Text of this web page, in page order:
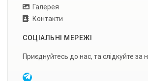
Галерея
Контакти
СОЦІАЛЬНІ МЕРЕЖІ
Приєднуйтесь до нас, та слідкуйте за